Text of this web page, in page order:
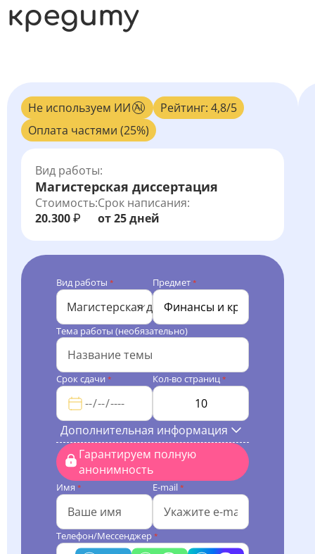
кредиту
Не используем ИИ
Рейтинг: 4,8/5
Оплата частями (25%)
Вид работы:
Магистерская диссертация
Стоимость:
20.300 ₽
Срок написания:
от 25 дней
Вид работы *
Магистерская диссертация
Предмет *
Тема работы (необязательно)
Срок сдачи * Кол-во страниц *
Дополнительная информация
Гарантируем полную
анонимность
Имя * E-mail *
Телефон/Мессенджер *